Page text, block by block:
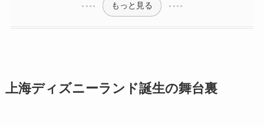
もっと見る
上海ディズニーランド誕生の舞台裏